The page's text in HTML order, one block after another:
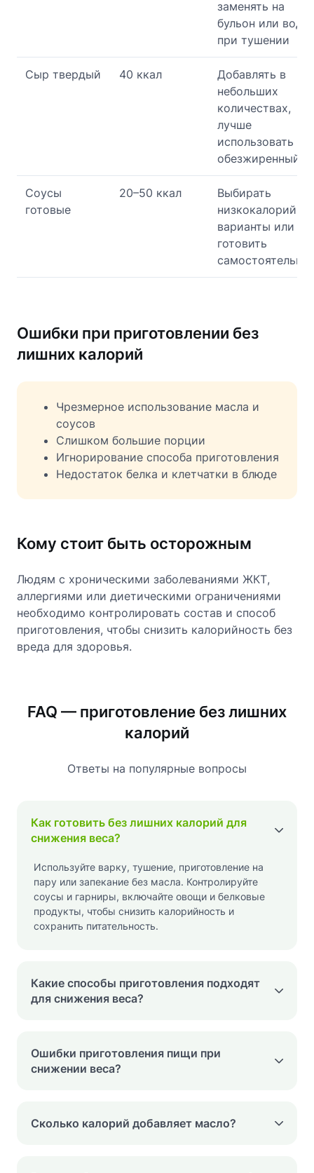
заменять на
бульон или воду
при тушении
Сыр твердый 40 ккал
Добавлять в
небольших
количествах,
лучше
использовать
обезжиренный
Соусы
готовые
20–50 ккал
Выбирать
варианты или
готовить
самостоятельно
Ошибки при приготовлении без
лишних калорий
Чрезмерное использование масла и
соусов
Слишком большие порции
Игнорирование способа приготовления
Недостаток белка и клетчатки в блюде
Кому стоит быть осторожным
Людям с хроническими заболеваниями ЖКТ,
аллергиями или диетическими ограничениями
необходимо контролировать состав и способ
приготовления, чтобы снизить калорийность без
вреда для здоровья.
FAQ — приготовление без лишних
калорий
Ответы на популярные вопросы
Как готовить без лишних калорий для
снижения веса?
Используйте варку, тушение, приготовление на
пару или запекание без масла. Контролируйте
соусы и гарниры, включайте овощи и белковые
продукты, чтобы снизить калорийность и
сохранить питательность.
Какие способы приготовления подходят
для снижения веса?
Ошибки приготовления пищи при
снижении веса?
Сколько калорий добавляет масло?